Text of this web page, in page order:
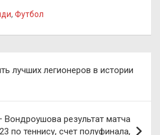
, Футбол
лучших легионеров в истории
Вондроушова результат матча
по теннису, счет полуфинала,